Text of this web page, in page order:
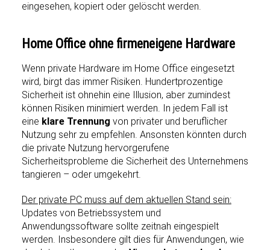
eingesehen, kopiert oder gelöscht werden.
Home Office ohne firmeneigene Hardware
Wenn private Hardware im Home Office eingesetzt
wird, birgt das immer Risiken. Hundertprozentige
Sicherheit ist ohnehin eine Illusion, aber zumindest
können Risiken minimiert werden. In jedem Fall ist
eine klare Trennung von privater und beruflicher
Nutzung sehr zu empfehlen. Ansonsten könnten durch
die private Nutzung hervorgerufene
Sicherheitsprobleme die Sicherheit des Unternehmens
tangieren – oder umgekehrt.
Der private PC muss auf dem aktuellen Stand sein:
Updates von Betriebssystem und
Anwendungssoftware sollte zeitnah eingespielt
werden. Insbesondere gilt dies für Anwendungen, wie